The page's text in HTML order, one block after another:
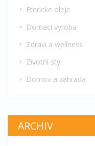
Etericke oleje
Domaci vyroba
Zdravi a wellness
Zivotni styl
Domov a zahrada
ARCHIV